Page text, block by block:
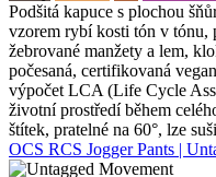
Podšitá kapuce s plochou
vzorem rybí kosti tón v tónu,
žebrované manžety a lem,
počesaná, certifikovaná
výpočet LCA (Life Cycle
životní prostředí během
štítek, pratelné na 60°, lze
OCS RCS Jogger Pants |